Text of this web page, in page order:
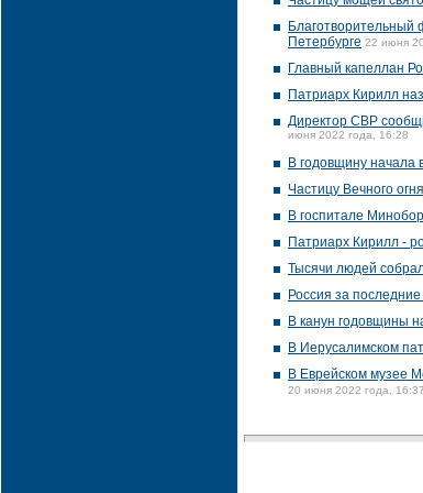
Благотворительный
Петербурге 22 июня
Главный капеллан
Патриарх Кирилл
Директор СВР
июня 2022 года, 16:28
В годовщину начала
Частицу Вечного
В госпитале
Патриарх Кирилл -
Тысячи людей
Россия за
В канун годовщины
В Иерусалимском
В Еврейском музее
20 июня 2022 года, 16:37